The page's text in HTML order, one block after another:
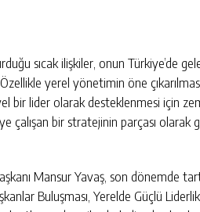
sıcak ilişkiler, onun Türkiye’de
yerel yönetimin öne
bir lider olarak desteklenmesi için
bir stratejinin parçası olarak
Mansur Yavaş, son dönemde
Buluşması, Yerelde Güçlü